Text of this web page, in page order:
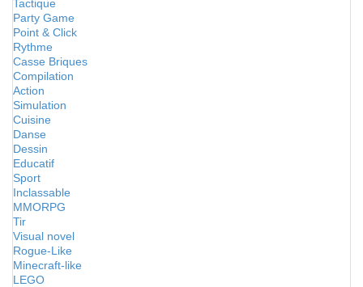
Tactique
Party Game
Point & Click
Rythme
Casse Briques
Compilation
Action
Simulation
Cuisine
Danse
Dessin
Educatif
Sport
Inclassable
MMORPG
Tir
Visual novel
Rogue-Like
Minecraft-like
LEGO